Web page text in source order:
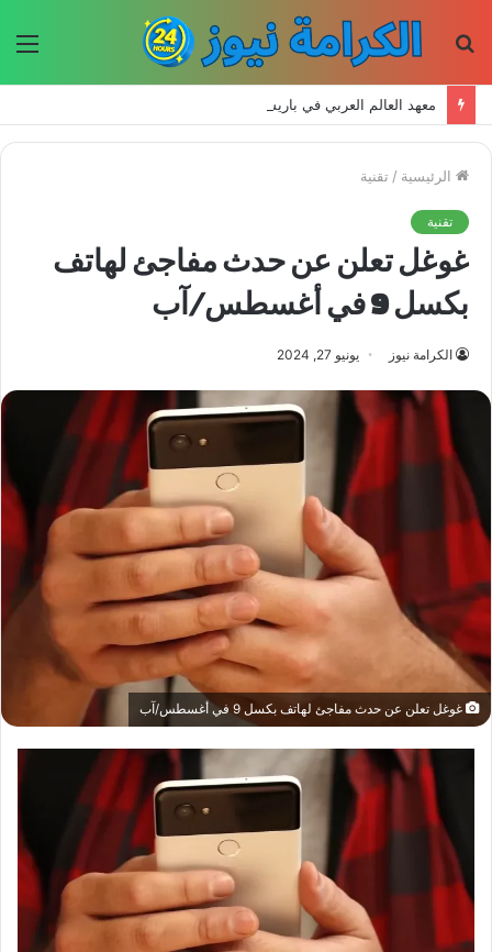
الرئيسية / تقنية
تقنية
غوغل تعلن عن حدث مفاجئ لهاتف
بكسل 9 في أغسطس/آب
الكرامة نيوز يونيو 27, 2024
غوغل تعلن عن حدث مفاجئ لهاتف بكسل 9 في أغسطس/آب